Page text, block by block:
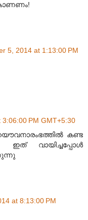
5, 2014 at 1:13:00 PM
PM GMT+5:30
കണ്ട
ഇത് വായിച്ചപ്പോള്‍
at 8:13:00 PM